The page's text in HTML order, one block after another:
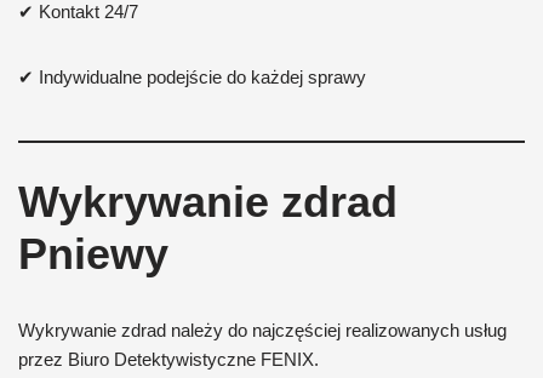
✔ Kontakt 24/7
✔ Indywidualne podejście do każdej sprawy
Wykrywanie zdrad
Pniewy
Wykrywanie zdrad należy do najczęściej realizowanych usług
przez Biuro Detektywistyczne FENIX.